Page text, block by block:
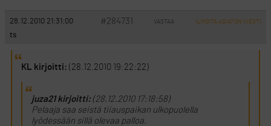
28.12.2010 21:31:00 #284731 VASTAA ILMOITA ASIATON VIESTI
ts
KL kirjoitti: (28.12.2010 19:22:22)
juza21 kirjoitti:(28.12.2010 17:18:58)
Pelaaja saa seistä tiiauspaikan ulkopuolella
lyödessään sillä olevaa palloa.